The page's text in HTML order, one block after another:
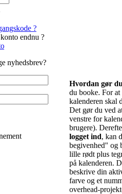
?
endnu ?
nyhedsbrev?
Hvordan gør
du booke. For
kalenderen skal
Det gør du ved
venstre for
brugere).
logget ind, kan
begivenhed" og
lille rødt plus
på kalenderen.
beskrive din
farve og et
overhead-